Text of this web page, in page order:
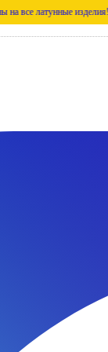
изделия!!! Минус